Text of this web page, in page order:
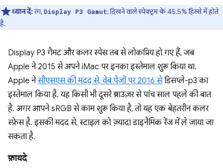
ध्यान दें:रंग, Display P3 Gamut; दिखने वाले स्पेक्ट्रम के 45.5% हिस्से में होते
हैं.
Display P3 गैमट और कलर स्पेस तब से लोकप्रिय हो गए हैं, जब
Apple ने 2015 से अपने iMac पर इनका इस्तेमाल शुरू किया था.
Apple नेसीएसएस की मदद से, वेब पेजों पर 2016 सेडिसप्ले-p3 का
इस्तेमाल किया है. यह किसी भी दूसरे ब्राउज़र से पांच साल पहले की बात
है. अगर आपने sRGB से काम शुरू किया है, तो यह एक बेहतरीन कलर
स्फ़ेस है. इसकी मदद से, स्टाइल को ज़्यादा डाइनैमिक रेंज में ले जाया जा
सकता है.
फ़ायदे